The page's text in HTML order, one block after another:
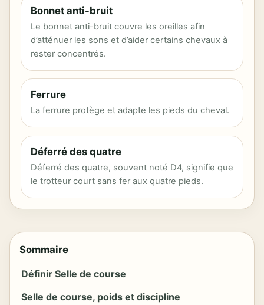
Bonnet anti-bruit
Le bonnet anti-bruit couvre les oreilles afin
d’atténuer les sons et d’aider certains chevaux à
rester concentrés.
Ferrure
La ferrure protège et adapte les pieds du cheval.
Déferré des quatre
Déferré des quatre, souvent noté D4, signifie que
le trotteur court sans fer aux quatre pieds.
Sommaire
Définir Selle de course
Selle de course, poids et discipline